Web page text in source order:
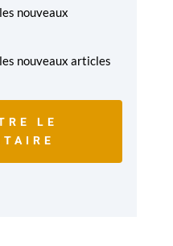
nouveaux
nouveaux articles
LE